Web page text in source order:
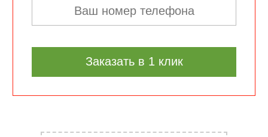
Заказать в 1 клик